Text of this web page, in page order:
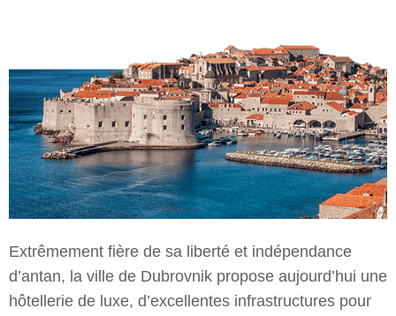
Extrêmement fière de sa liberté et indépendance
d’antan, la ville de Dubrovnik propose aujourd’hui une
hôtellerie de luxe, d’excellentes infrastructures pour